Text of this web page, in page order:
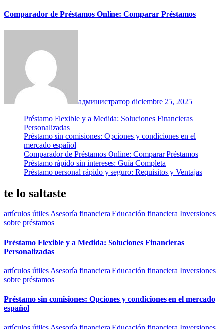
Comparador de Préstamos Online: Comparar Préstamos
администратор diciembre 25, 2025
Préstamo Flexible y a Medida: Soluciones Financieras
Personalizadas
Préstamo sin comisiones: Opciones y condiciones en el
mercado español
Comparador de Préstamos Online: Comparar Préstamos
Préstamo rápido sin intereses: Guía Completa
Préstamo personal rápido y seguro: Requisitos y Ventajas
te lo saltaste
artículos útilesAsesoría financiera Educación financiera Inversiones
sobre préstamos
Préstamo Flexible y a Medida: Soluciones Financieras
Personalizadas
artículos útiles Asesoría financiera Educación financiera Inversiones
sobre préstamos
Préstamo sin comisiones: Opciones y condiciones en el mercado
español